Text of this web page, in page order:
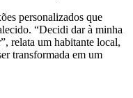
personalizados que
“Decidi dar à minha
relata um habitante local,
transformada em um